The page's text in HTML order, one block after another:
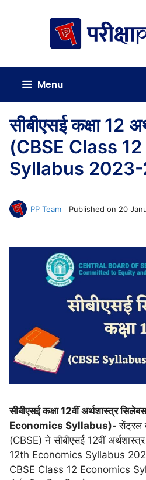
Menu
सीबीएसई कक्षा 12
(CBSE Class
Syllabus 2023-
PP Team Published on 20
सीबीएसई कक्षा 12वीं अर्थशास्त्र
Economics Syllabus)-सेंट्रल
(CBSE) ने सीबीएसई 12वीं
12th Economics Syllabus
CBSE Class 12 Economics